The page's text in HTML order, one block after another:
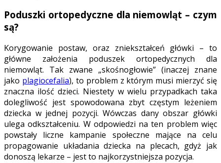
Poduszki ortopedyczne dla niemowląt – czym
są?
Korygowanie postaw, oraz zniekształceń główki – to
główne założenia poduszek ortopedycznych dla
niemowląt. Tak zwane „skośnogłowie” (inaczej znane
jako plagiocefalia), to problem z którym musi mierzyć się
znaczna ilość dzieci. Niestety w wielu przypadkach taka
dolegliwość jest spowodowana zbyt częstym leżeniem
dziecka w jednej pozycji. Wówczas dany obszar główki
ulega odkształceniu. W odpowiedzi na ten problem więc
powstały liczne kampanie społeczne mające na celu
propagowanie układania dziecka na plecach, gdyż jak
donoszą lekarze – jest to najkorzystniejsza pozycja.